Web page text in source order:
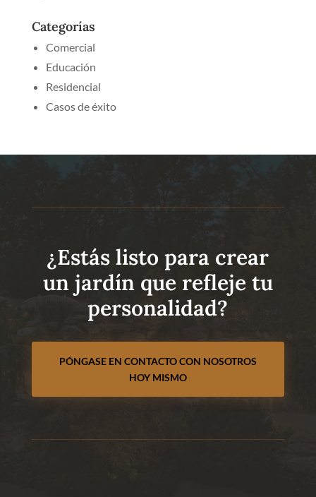
Categorías
Comercial
Educación
Residencial
Casos de éxito
¿Estás listo para crear
un jardín que refleje tu
personalidad?
PÓNGASE EN CONTACTO CON NOSOTROS
HOY MISMO